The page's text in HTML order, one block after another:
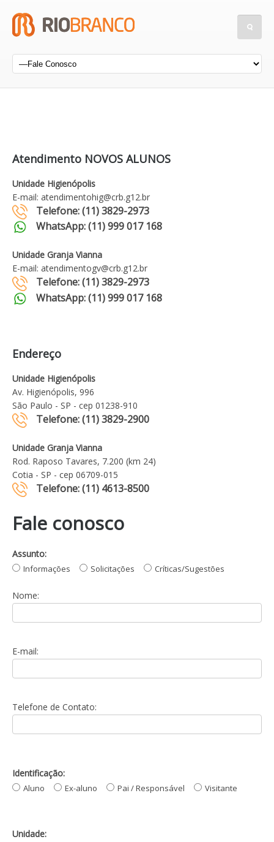
Atendimento NOVOS ALUNOS
Unidade Higienópolis
E-mail: atendimentohig@crb.g12.br
Telefone: (11) 3829-2973
WhatsApp: (11) 999 017 168
Unidade Granja Vianna
E-mail: atendimentogv@crb.g12.br
Telefone: (11) 3829-2973
WhatsApp: (11) 999 017 168
Endereço
Unidade Higienópolis
Av. Higienópolis, 996
São Paulo - SP - cep 01238-910
Telefone: (11) 3829-2900
Unidade Granja Vianna
Rod. Raposo Tavares, 7.200 (km 24)
Cotia - SP - cep 06709-015
Telefone: (11) 4613-8500
Fale conosco
Assunto:
Informações Solicitações Críticas/Sugestões
Nome:
E-mail:
Telefone de Contato:
Identificação:
Aluno Ex-aluno Pai / Responsável Visitante
Unidade: